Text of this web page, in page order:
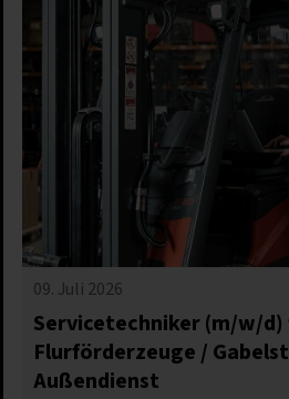
09. Juli 2026
Servicetechniker (m/w/d)
Flurförderzeuge /
Außendienst